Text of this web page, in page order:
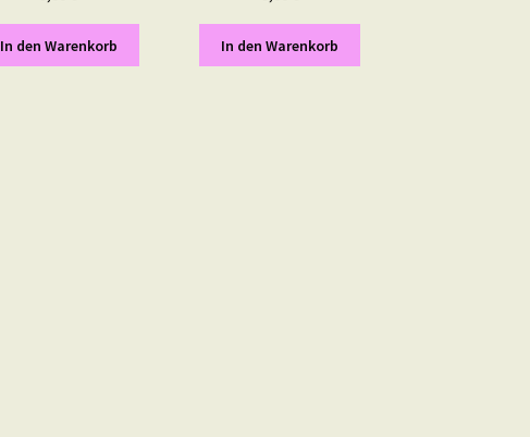
In den Warenkorb In den Warenkorb